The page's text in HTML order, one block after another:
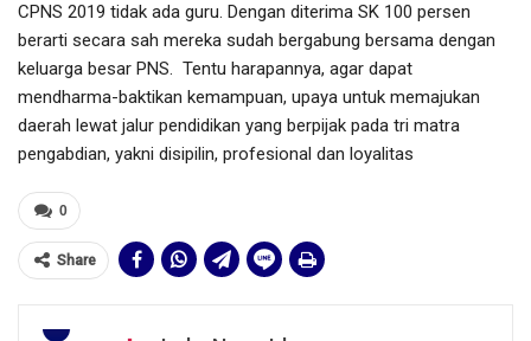
CPNS 2019 tidak ada guru. Dengan diterima SK 100 persen
berarti secara sah mereka sudah bergabung bersama dengan
keluarga besar PNS. Tentu harapannya, agar dapat
mendharma-baktikan kemampuan, upaya untuk memajukan
daerah lewat jalur pendidikan yang berpijak pada tri matra
pengabdian, yakni disipilin, profesional dan loyalitas
0
Share